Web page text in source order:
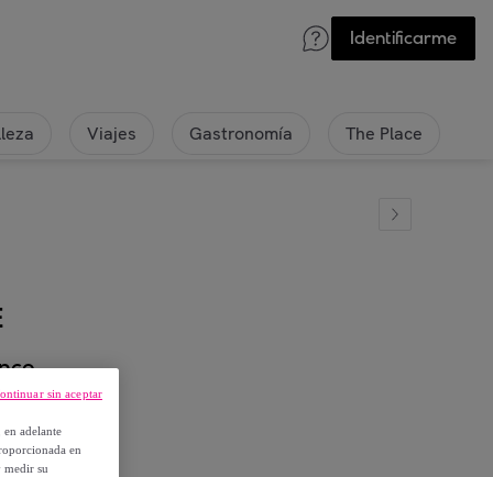
Identificarme
Viajes Gastronomía The Place
adelante
en
medir su
sin aceptar